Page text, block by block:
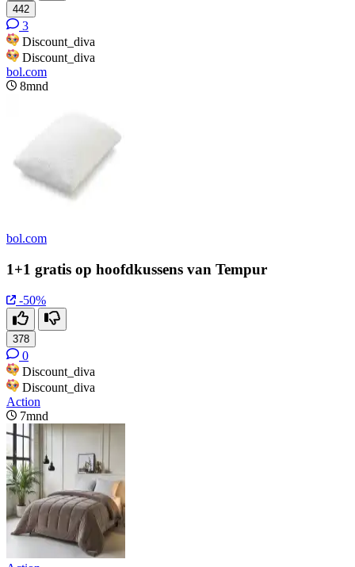
442
3
Discount_diva
Discount_diva
bol.com
8mnd
bol.com
1+1 gratis op hoofdkussens van Tempur
-50%
378
0
Discount_diva
Discount_diva
Action
7mnd